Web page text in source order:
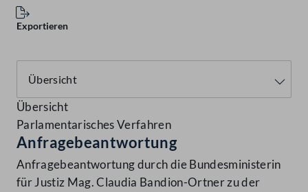
Exportieren
Übersicht
Parlamentarisches Verfahren
Anfragebeantwortung
Anfragebeantwortung durch die Bundesministerin
für Justiz Mag. Claudia Bandion-Ortner zu der